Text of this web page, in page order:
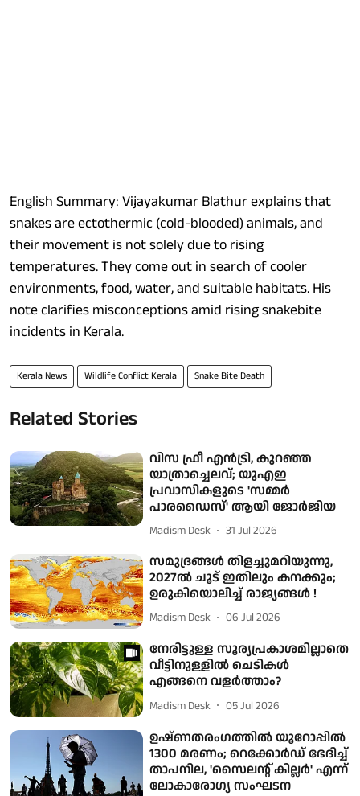
English Summary: Vijayakumar Blathur explains that
snakes are ectothermic (cold-blooded) animals, and
their movement is not solely due to rising
temperatures. They come out in search of cooler
environments, food, water, and suitable habitats. His
note clarifies misconceptions amid rising snakebite
incidents in Kerala.
Kerala News Wildlife Conflict Kerala Snake Bite Death
Related Stories
വിസ ഫ്രീ എൻട്രി, കുറഞ്ഞ
യാത്രാച്ചെലവ്; യുഎഇ
പ്രവാസികളുടെ 'സമ്മർ
പാരഡൈസ്' ആയി ജോർജിയ
Madism Desk 31 Jul 2026
സമുദ്രങ്ങൾ തിളച്ചുമറിയുന്നു,
2027ൽ ചൂട് ഇതിലും കനക്കും;
ഉരുകിയൊലിച്ച് രാജ്യങ്ങൾ !
Madism Desk 06 Jul 2026
നേരിട്ടുള്ള സൂര്യപ്രകാശമില്ലാതെ
വീട്ടിനുള്ളിൽ ചെടികൾ
എങ്ങനെ വളർത്താം?
Madism Desk 05 Jul 2026
ഉഷ്ണതരംഗത്തിൽ യൂറോപ്പിൽ
1300 മരണം; റെക്കോർഡ് ഭേദിച്ച്
താപനില, 'സൈലന്റ് കില്ലർ' എന്ന്
ലോകാരോഗ്യ സംഘടന